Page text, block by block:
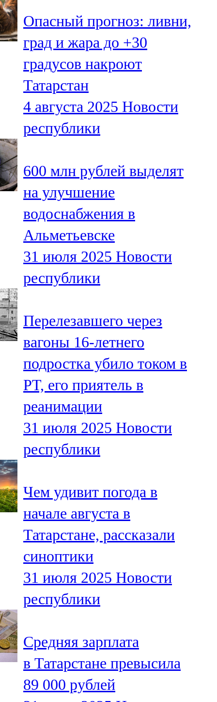
102,1 FM
Мамадыш
106,2 FM
Минзәлә
107,3 FM
Мөслим
Нурлат
104,7 FM
Олы Әтнә
71,42 FM
Сарман
107,8 FM
106,1 FM
Түбән Кама
102,6 FM
Чирмешән
107,7 FM
Чистай
103,0 FM
91,0 FM
Шәмәрдән
102,3 FM
Яңа чишмә
107,0 FM
Яр Чаллы
Опасный прогноз: ливни,
град и жара до +30
градусов накроют
Татарстан
4 августа 2025 Новости
республики
600 млн рублей выделят
на улучшение
водоснабжения в
Альметьевске
31 июля 2025 Новости
республики
Перелезавшего через
вагоны 16-летнего
подростка убило током в
РТ, его приятель в
реанимации
31 июля 2025 Новости
республики
Чем удивит погода в
начале августа в
Татарстане, рассказали
синоптики
31 июля 2025 Новости
республики
Средняя зарплата
в Татарстане превысила
89 000 рублей